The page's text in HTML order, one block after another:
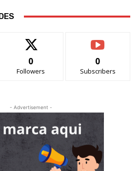
0
Followers
0
Subscribers
- Advertisement -